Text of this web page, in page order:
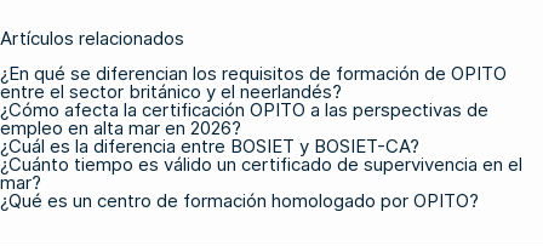
Artículos relacionados
¿En qué se diferencian los requisitos de formación de OPITO
entre el sector británico y el neerlandés?
¿Cómo afecta la certificación OPITO a las perspectivas de
empleo en alta mar en 2026?
¿Cuál es la diferencia entre BOSIET y BOSIET-CA?
¿Cuánto tiempo es válido un certificado de supervivencia en el
mar?
¿Qué es un centro de formación homologado por OPITO?